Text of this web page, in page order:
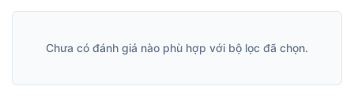
Chưa có đánh giá nào phù hợp với bộ lọc đã chọn.